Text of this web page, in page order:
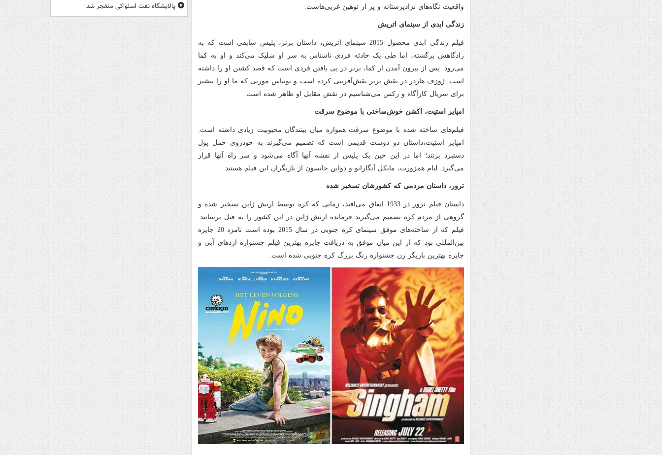
واقعیت نگاه‌های نژادپرستانه و پر از توهین غربی‌هاست.
زندگی ابدی از سینمای اتریش
فیلم زندگی ابدی محصول 2015 سینمای اتریش، داستان برنر، پلیس سابقی است که به
زادگاهش برگشته، اما طی یک حادثه فردی ناشناس به سر او شلیک می‌کند و او به کما
می‌رود. پس از بیرون آمدن از کما، برنر در پی یافتن فردی است که قصد کشتن او را داشته
است. ژوزف هاردر در نقش برنر نقش‌آفرینی کرده است و توبیاس مورتی که ما او را بیشتر
برای سریال کارآگاه و رکس می‌شناسیم در نقش مقابل او ظاهر شده است.
امپایر استیت، اکشن خوش‌ساختی با موضوع سرقت
فیلم‌های ساخته شده با موضوع سرقت همواره میان بینندگان محبوبیت زیادی داشته است.
امپایر استیت،داستان دو دوست قدیمی است که تصمیم می‌گیرند به خودروی حمل پول
دستبرد بزنند؛ اما در این حین یک پلیس از نقشه آنها آگاه می‌شود و سر راه آنها قرار
می‌گیرد. لیام همزورث، مایکل آنگارانو و دواین جانسون از بازیگران این فیلم هستند.
ترور، داستان مردمی که کشورشان تسخیر شده
داستان فیلم ترور در 1933 اتفاق می‌افتد، زمانی که کره توسط ارتش ژاپن تسخیر شده و
گروهی از مردم کره تصمیم می‌گیرند فرمانده ارتش ژاپن در این کشور را به قتل برسانند.
فیلم که از ساخته‌های موفق سینمای کره جنوبی در سال 2015 بوده است نامزد 20 جایزه
بین‌المللی بود که از این میان موفق به دریافت جایزه بهترین فیلم جشنواره اژدهای آبی و
جایزه بهترین بازیگر زن جشنواره زنگ بزرگ کره جنوبی شده است.
پالایشگاه نفت اسلواکی منفجر شد